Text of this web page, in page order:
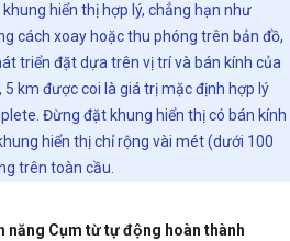
hiển thị hợp lý, chẳng hạn như
cách xoay hoặc thu phóng trên bản đồ,
triển đặt dựa trên vị trí và bán kính của
5 km được coi là giá trị mặc định hợp lý
Đừng đặt khung hiển thị có bán kính
hiển thị chỉ rộng vài mét (dưới 100
trên toàn cầu.
năng Cụm từ tự động hoàn thành